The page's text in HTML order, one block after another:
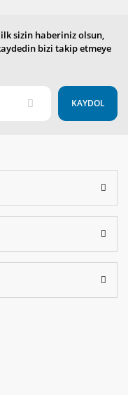
sizin haberiniz olsun,
bizi takip etmeye
KAYDOL